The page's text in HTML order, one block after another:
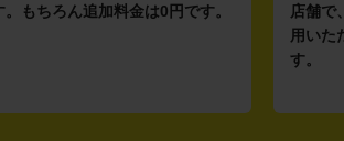
。もちろん追加料金は0円です。
店舗で
用いた
す。